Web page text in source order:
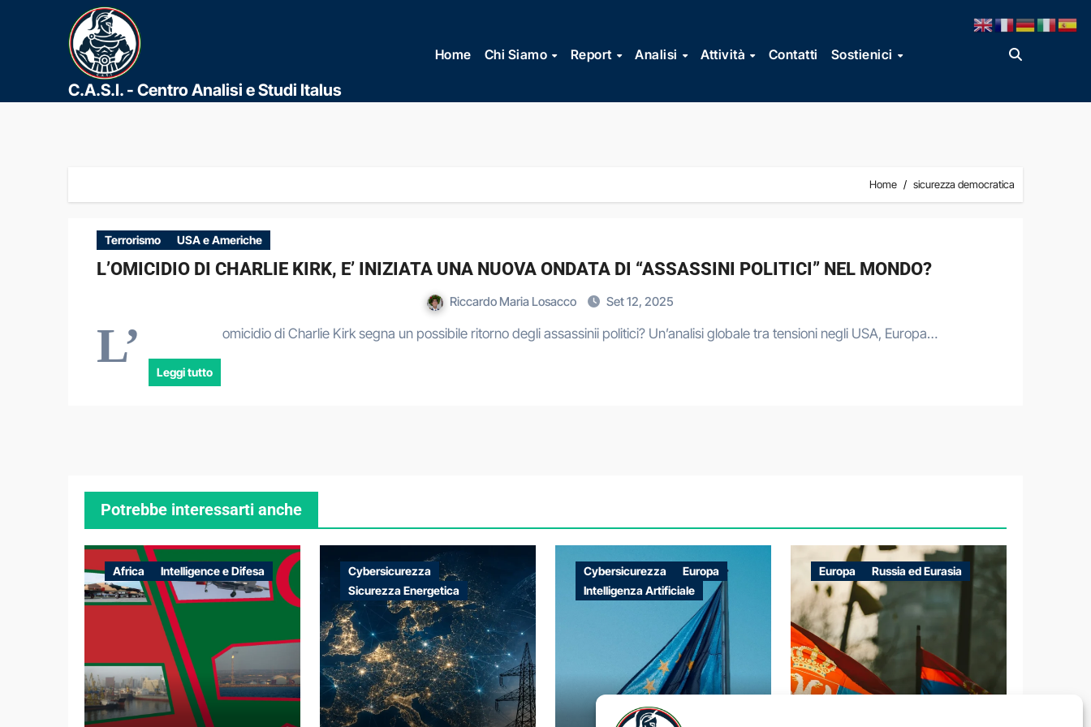
contenuto
C.A.S.I. - Centro Analisi e Studi Italus
Home Chi Siamo Report Analisi Attività Contatti Sostienici
Home sicurezza democratica
Terrorismo USA e Americhe
L’OMICIDIO DI CHARLIE KIRK, E’ INIZIATA UNA NUOVA ONDATA DI “ASSASSINI POLITICI” NEL MONDO?
Riccardo Maria Losacco Set 12, 2025
L’ omicidio di Charlie Kirk segna un possibile ritorno degli assassinii politici? Un’analisi globale tra tensioni negli USA, Europa…
Leggi tutto
Potrebbe interessarti anche
Africa Intelligence e Difesa
Cybersicurezza
Sicurezza Energetica
Cybersicurezza
Europa
Intelligenza Artificiale
Europa Russia ed Eurasia